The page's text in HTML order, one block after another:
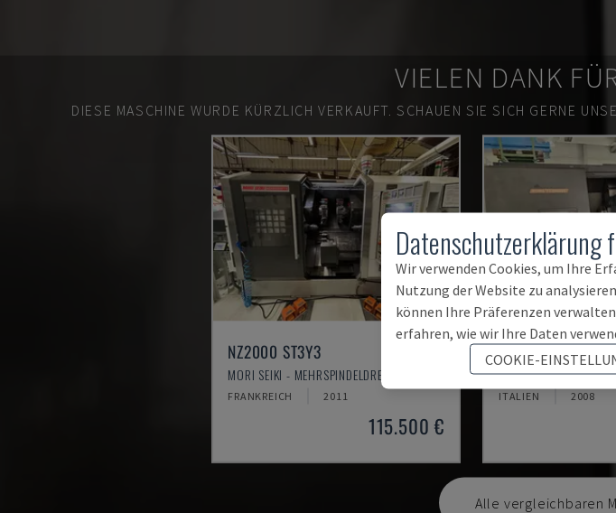
VIELEN DANK
DIESE MASCHINE WURDE KÜRZLICH VERKAUFT. SCHAUEN SIE SICH GERNE
NZ2000 ST3Y3
MORI SEIKI - MEHRSPINDELDREHMASCHINE
FRANKREICH 2011
115.500 €
PUMA TT2500SY
DOOSAN -
ITALIEN 2008
Alle vergleichbaren
Datenschutzerklärung
Wir verwenden Cookies, um Ihre
Nutzung der Website zu
können Ihre Präferenzen
erfahren, wie wir Ihre Daten
COOKIE-